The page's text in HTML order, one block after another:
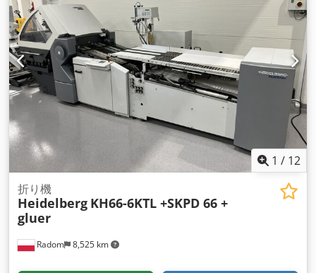
1 / 12
Radom 8,525 km
折り機
Heidelberg KH66-6KTL +SKPD 66 +
gluer